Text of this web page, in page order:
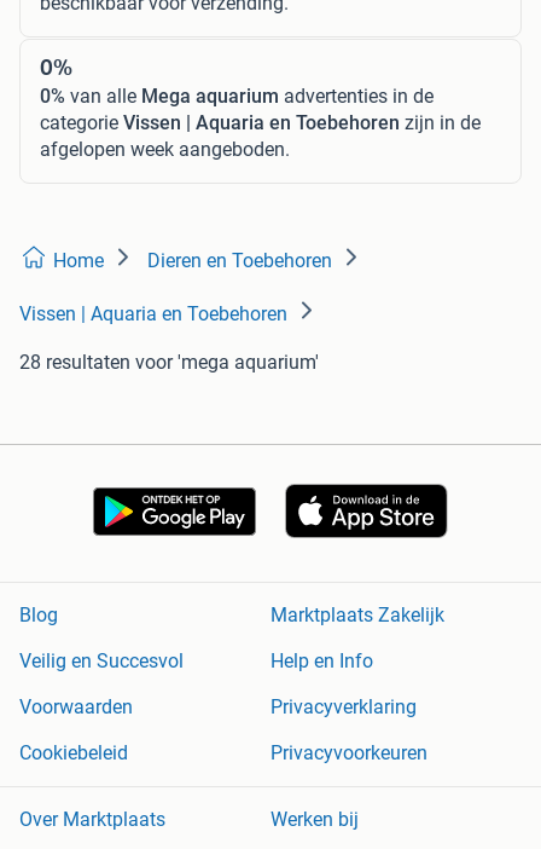
0%
0% van alle Mega aquarium advertenties in de
categorie Vissen | Aquaria en Toebehoren zijn in de
afgelopen week aangeboden.
Home Dieren en Toebehoren
Vissen | Aquaria en Toebehoren
28 resultaten voor 'mega aquarium'
Blog
Marktplaats Zakelijk
Veilig en Succesvol
Help en Info
Voorwaarden
Privacyverklaring
Cookiebeleid
Privacyvoorkeuren
Over Marktplaats Werken bij